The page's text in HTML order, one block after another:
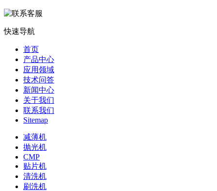
快速导航
首页
产品中心
应用领域
技术问答
新闻中心
关于我们
联系我们
Sitemap
减薄机
抛光机
CMP
贴片机
清洗机
刷洗机